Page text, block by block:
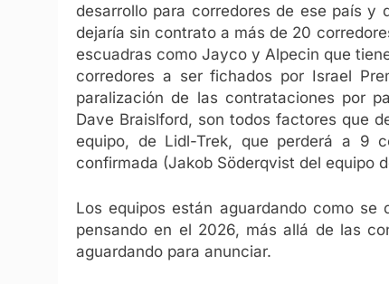
desarrollo para corredores de ese país
dejaría sin contrato a más de 20
escuadras como Jayco y Alpecin que
corredores a ser fichados por Israel
paralización de las contrataciones por
Dave Braislford, son todos factores que
equipo, de Lidl-Trek, que perderá a 9
confirmada (Jakob Söderqvist del equipo
Los equipos están aguardando como se
pensando en el 2026, más allá de las
aguardando para anunciar.